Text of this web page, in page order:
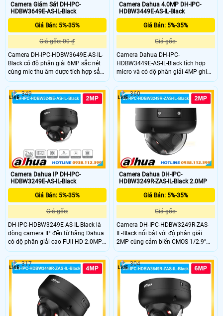
Camera Giám Sát DH-IPC-
HDBW3649E-AS-IL-Black
Giá Bán: 5%-35%
Giá gốc: 00 ₫
Camera DH-IPC-HDBW3649E-AS-IL-
Black có độ phân giải 6MP sắc nét
cùng mic thu âm được tích hợp sẳn
trong camera cho hình ảnh chi tiết
cả ngày lẫn đêm. Công nghệ WDR
120dB cân bằng ánh sáng hiệu quả
kết hợp Smart Dual Light giúp quan
sát có màu ban đêm.
Camera Dahua 4.0MP DH-IPC-
HDBW3449E-AS-IL-Black
Giá Bán: 5%-35%
Giá gốc:
Camera Dahua DH-IPC-
HDBW3449E-AS-IL-Black tích hợp
micro và có độ phân giải 4MP ghi
hình ghi âm rỏ ràng. Camera hỗ trợ
thẻ nhớ lên đến 512GB đảm bảo lưu
trữ lâu dài. Các tính năng AI thông
minh như WDR, 3D NR, hàng rào ảo
và xâm nhập giúp tăng hiệu quả
giám sát
Camera Dahua IP DH-IPC-
HDBW3249E-AS-IL-Black
Giá Bán: 5%-35%
Giá gốc:
DH-IPC-HDBW3249E-AS-IL-Black là
dòng camera IP đến từ hãng Dahua
có độ phân giải cao FUll HD 2.0MP
mang đến khả năng ghi hình ảnh
sắc nét cùng với míc được tích hợp
sẳn trong cmaera giúp ghi âm
thanh rỏ ràng. Khả năng phát hiện
người chuẩn sát nhờ AI thông minh
tránh báo động giả giám sát hiệu
quả và bền bỉ
349
Camera Dahua DH-IPC-
HDBW3249R-ZAS-IL-Black 2.0MP
Giá Bán: 5%-35%
Giá gốc:
Camera DH-IPC-HDBW3249R-ZAS-
IL-Black nổi bật với độ phân giải
2MP cùng cảm biến CMOS 1/2.9”
cho hình ảnh rõ nét cả ngày lẫn
đêm. Ống kính zoom linh hoạt 2.7–
13.5mm giúp quan sát nhiều góc
độ. Trang bị công nghệ chiếu sáng
kép tầm xa 50m kết hợp AI thông
minh giúp nhận diện chính xác
người và phương tiện.
360
317 304